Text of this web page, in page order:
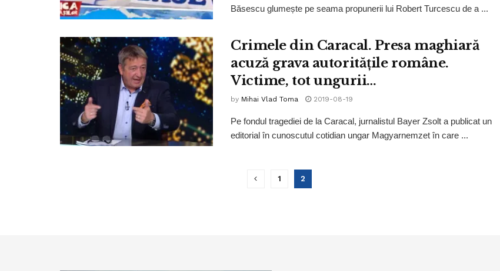
Băsescu glumește pe seama propunerii lui Robert Turcescu de a ...
Crimele din Caracal. Presa maghiară
acuză grava autoritățile române.
Victime, tot ungurii…
by Mihai Vlad Toma 2019-08-19
Pe fondul tragediei de la Caracal, jurnalistul Bayer Zsolt a publicat un
editorial în cunoscutul cotidian ungar Magyarnemzet în care ...
1 2